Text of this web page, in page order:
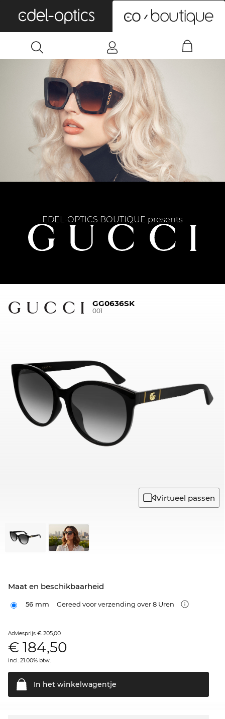
EDEL-OPTICS BOUTIQUE presents
GG0636SK
001
Virtueel passen
Maat en beschikbaarheid
56 mm Gereed voor verzending over 8 Uren
Adviesprijs € 205,00
€ 184,50
incl. 21.00% btw.
In het winkelwagentje